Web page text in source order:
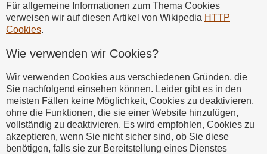
Für allgemeine Informationen zum Thema Cookies
verweisen wir auf diesen Artikel von Wikipedia HTTP
Cookies.
Wie verwenden wir Cookies?
Wir verwenden Cookies aus verschiedenen Gründen, die
Sie nachfolgend einsehen können. Leider gibt es in den
meisten Fällen keine Möglichkeit, Cookies zu deaktivieren,
ohne die Funktionen, die sie einer Website hinzufügen,
vollständig zu deaktivieren. Es wird empfohlen, Cookies zu
akzeptieren, wenn Sie nicht sicher sind, ob Sie diese
benötigen, falls sie zur Bereitstellung eines Dienstes